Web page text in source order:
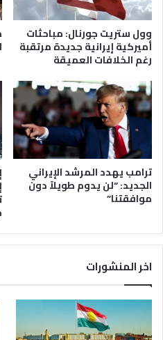
وول ستريت جورنال: مباحثات
أميركية إيرانية جديدة مرتقبة
رغم الخلافات العميقة
ترامب يهدد المرشد الإيراني
الجديد: “لن يدوم طويلاً دون
موافقتنا”
اخر المنشورات